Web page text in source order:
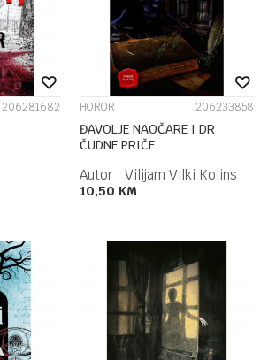
206281682 HOROR 206233858
ĐAVOLJE NAOČARE I DR
ČUDNE PRIČE
Autor : Vilijam Vilki Kolins
10,50 KM